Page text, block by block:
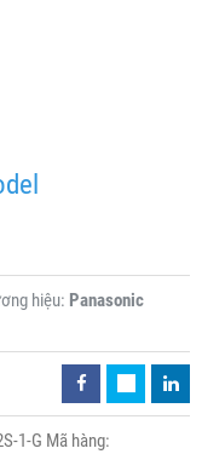
hiệu: Panasonic
1-G Mã hàng: